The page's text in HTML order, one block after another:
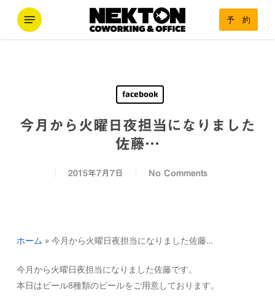
予 約
Menu
facebook
今月から火曜日夜担当になりました
佐藤…
2015年7月7日 No Comments
ホーム » 今月から火曜日夜担当になりました佐藤…
今月から火曜日夜担当になりました佐藤です。
本日はビール8種類のビールをご用意しております。